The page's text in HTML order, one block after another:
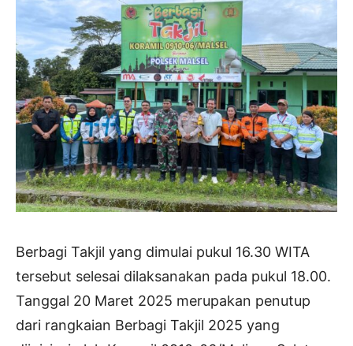
Berbagi Takjil yang dimulai pukul 16.30 WITA
tersebut selesai dilaksanakan pada pukul 18.00.
Tanggal 20 Maret 2025 merupakan penutup
dari rangkaian Berbagi Takjil 2025 yang